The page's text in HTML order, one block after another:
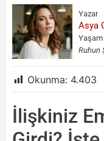
Yazar
Asya
Yaşam
Ruhun
Okunma: 4.403
İlişkiniz